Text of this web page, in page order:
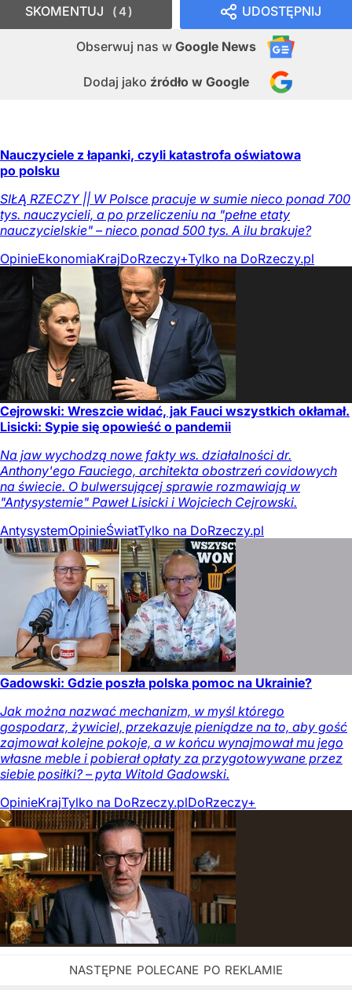
UDOSTĘPNIJ
Obserwuj nas w Google News
Dodaj jako źródło w Google
SKOMENTUJ 4
Nauczyciele z łapanki, czyli katastrofa oświatowa
po polsku
SIŁĄ RZECZY || W Polsce pracuje w sumie nieco ponad 700
tys. nauczycieli, a po przeliczeniu na "pełne etaty
nauczycielskie" – nieco ponad 500 tys. A ilu brakuje?
OpinieEkonomiaKrajDoRzeczy+Tylko na DoRzeczy.pl
Cejrowski: Wreszcie widać, jak Fauci wszystkich okłamał.
Lisicki: Sypie się opowieść o pandemii
Na jaw wychodzą nowe fakty ws. działalności dr.
Anthony'ego Fauciego, architekta obostrzeń covidowych
na świecie. O bulwersującej sprawie rozmawiają w
"Antysystemie" Paweł Lisicki i Wojciech Cejrowski.
AntysystemOpinieŚwiatTylko na DoRzeczy.pl
Gadowski: Gdzie poszła polska pomoc na Ukrainie?
Jak można nazwać mechanizm, w myśl którego
gospodarz, żywiciel, przekazuje pieniądze na to, aby gość
zajmował kolejne pokoje, a w końcu wynajmował mu jego
własne meble i pobierał opłaty za przygotowywane przez
siebie posiłki? – pyta Witold Gadowski.
OpinieKrajTylko na DoRzeczy.plDoRzeczy+